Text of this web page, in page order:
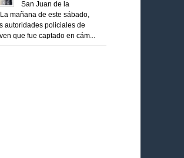
San Juan de la
mañana de este sábado,
autoridades policiales de
que fue captado en cám...